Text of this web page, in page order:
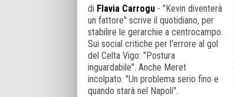
di Flavia Carrogu - "Kevin diventerà
un fattore" scrive il quotidiano, per
stabilire le gerarchie a centrocampo.
Sui social critiche per l'errore al gol
del Celta Vigo: "Postura
inguardabile". Anche Meret
incolpato: "Un problema serio fino e
quando starà nel Napoli".